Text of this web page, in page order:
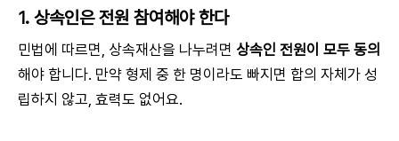
1. 상속인은 전원 참여해야 한다
민법에 따르면, 상속재산을 나누려면 상속인 전원이 모두 동의
해야 합니다. 만약 형제 중 한 명이라도 빠지면 합의 자체가 성
립하지 않고, 효력도 없어요.